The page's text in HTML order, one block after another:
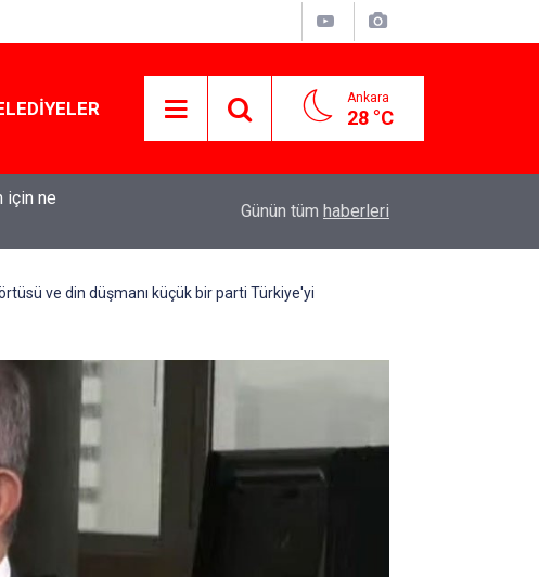
Ankara
28 °C
bomba
Özgür Özel'den Le Monde'a çarpıcı yazı: 'Bu
Günün tüm haberleri
ve din düşmanı küçük bir parti Türkiye'yi